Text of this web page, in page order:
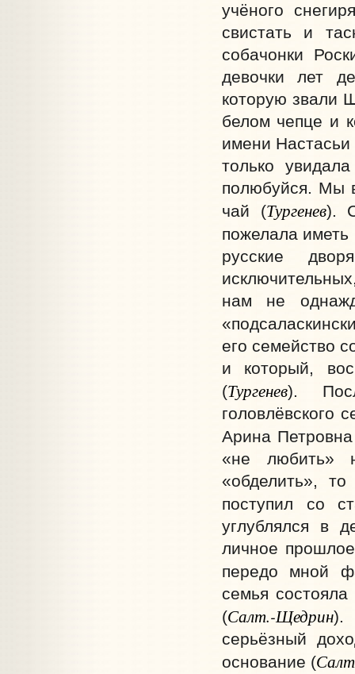
учёного
свистать и
собачонки
девочки лет
которую звали
белом чепце и
имени
только
полюбуйся. Мы
чай (Тургенев).
пожелала иметь
русские
нам не
его семейство
и который,
(Тургенев).
головлёвского
Арина
«не любить»
«обделить»,
поступил со
углублялся в
личное
передо мной
семья
(Салт.-Щедрин).
серьёзный
основание (